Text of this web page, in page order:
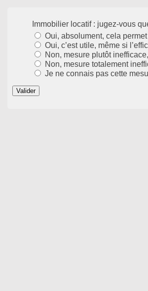
Immobilier locatif : jugez-vous
Oui, absolument, cela
Oui, c’est utile, même si
Non, mesure plutôt
Non, mesure totalement
Je ne connais pas cette